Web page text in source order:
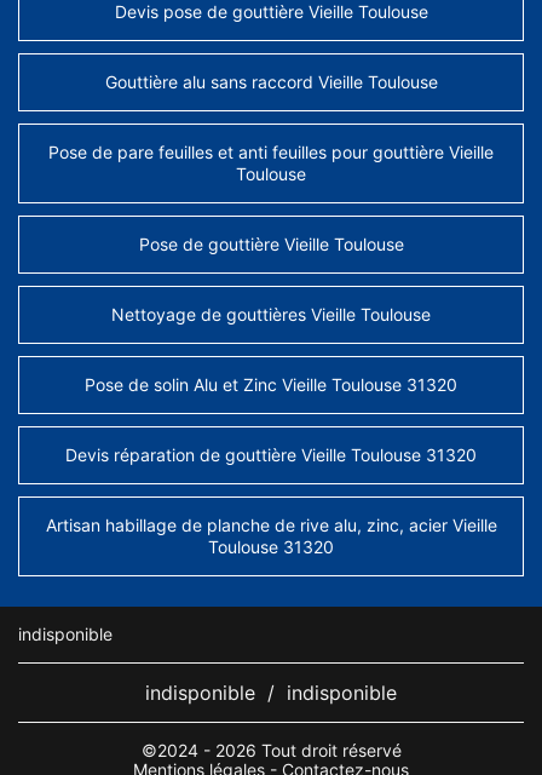
Devis pose de gouttière Vieille Toulouse
Gouttière alu sans raccord Vieille Toulouse
Pose de pare feuilles et anti feuilles pour gouttière Vieille
Toulouse
Pose de gouttière Vieille Toulouse
Nettoyage de gouttières Vieille Toulouse
Pose de solin Alu et Zinc Vieille Toulouse 31320
Devis réparation de gouttière Vieille Toulouse 31320
Artisan habillage de planche de rive alu, zinc, acier Vieille
Toulouse 31320
indisponible
indisponible / indisponible
©2024 - 2026 Tout droit réservé
Mentions légales - Contactez-nous